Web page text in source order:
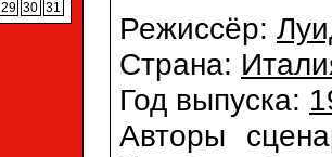
29 30 31
Режиссёр:
Страна:
Год выпуска:
Авторы